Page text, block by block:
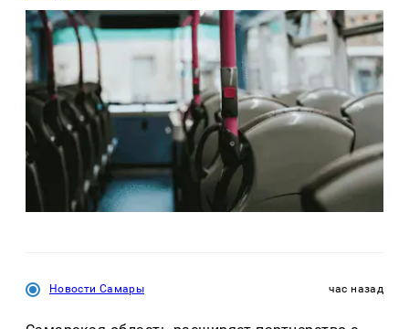
Новости Самары час назад